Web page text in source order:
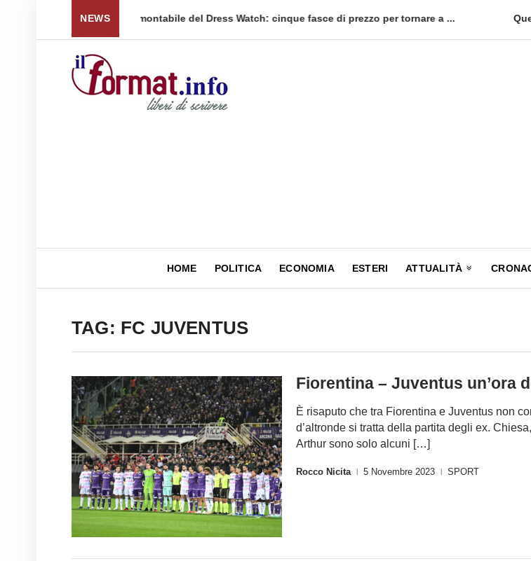
NEWS
per tornare a ... Quellidipiazzaaffari lancia un nuovo appuntamento in terra siciliana:
HOME POLITICA ECONOMIA ESTERI ATTUALITÀ
TAG: FC JUVENTUS
Fiorentina – Juventus un’ora
È risaputo che tra Fiorentina e Juventus non
d’altronde si tratta della partita degli ex.
Arthur sono solo alcuni […]
Rocco Nicita 5 Novembre 2023 SPORT